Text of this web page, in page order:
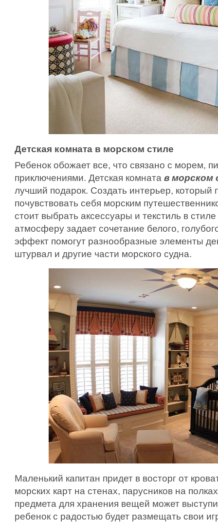
Детская комната в морском стиле
Ребенок обожает все, что связано с морем,
приключениями. Детская комната в морском
лучший подарок. Создать интерьер, который
почувствовать себя морским
стоит выбрать аксессуары и текстиль в
атмосферу задает сочетание белого,
эффект помогут разнообразные элементы
штурвал и другие части морского судна.
Маленький капитан придет в восторг от
морских карт на стенах, парусников на
предмета для хранения вещей может
ребенок с радостью будет размещать свои